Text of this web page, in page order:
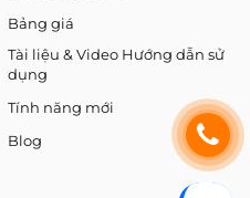
Bảng giá
Tài liệu & Video Hướng dẫn sử
dụng
Tính năng mới
Blog